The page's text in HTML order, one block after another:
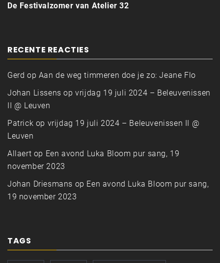
De Festivalzomer van Atelier 32
RECENTE REACTIES
Gerd op Aan de weg timmeren doe je zo: Jeane Flo
Johan Lissens opvrijdag 19 juli 2024 – Beleuvenissen
II @ Leuven
Patrick op vrijdag 19 juli 2024 – Beleuvenissen II @
Leuven
Allaert op Een avond Luka Bloom pur sang, 19
november 2023
Johan Driesmans op Een avond Luka Bloom pur sang,
19 november 2023
TAGS